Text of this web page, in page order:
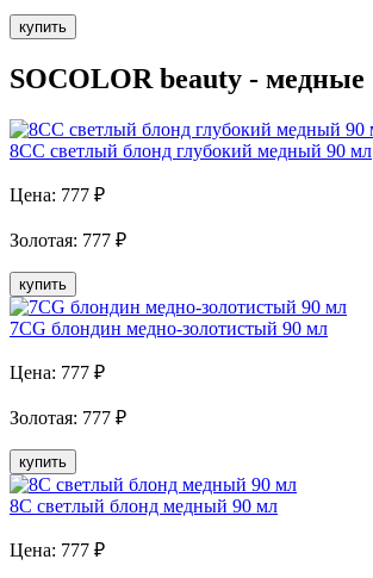
купить
SOCOLOR beauty - медные
8CC светлый блонд глубокий медный 90 мл
Цена: 777 ₽
Золотая: 777 ₽
купить
7CG блондин медно-золотистый 90 мл
Цена: 777 ₽
Золотая: 777 ₽
купить
8C светлый блонд медный 90 мл
Цена: 777 ₽